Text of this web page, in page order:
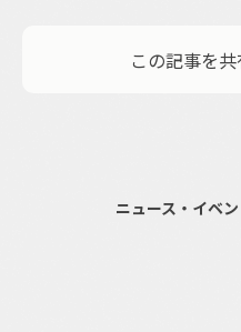
この記事を
ニュース・イベ